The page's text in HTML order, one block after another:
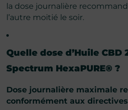
la dose journalière
l’autre moitié le soir.
Quelle dose d’Huile CBD
Spectrum HexaPURE®?
Dose journalière maximale
conformément aux